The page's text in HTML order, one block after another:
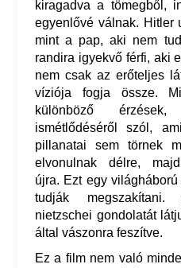
kiragadva a tömegből,
egyenlővé válnak. Hitler
mint a pap, aki nem
randira igyekvő férfi, aki
nem csak az erőteljes
víziója fogja össze.
különböző
ismétlődéséről szól,
pillanatai sem törnek
elvonulnak délre,
újra. Ezt egy
tudják
nietzschei gondolatát
által vászonra feszítve.
Ez a film nem való